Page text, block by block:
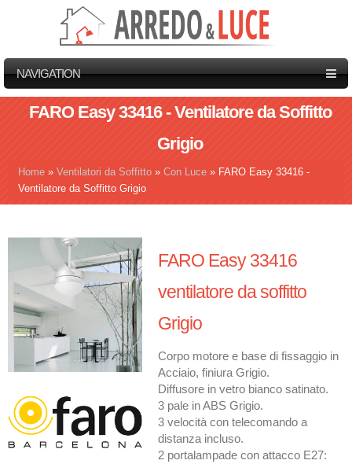
NAVIGATION
FARO Easy 33416 - Ventilatore da Soffitto
Grigio
Tu sei qui
Home » Ventilatori da Soffitto » Con Luce » FARO Easy 33416 -
Ventilatore da Soffitto Grigio
FARO Easy 33416
ventilatore da soffitto
Grigio
Corpo motore e base di fissaggio in
Acciaio, finiura Grigio.
Diffusore in vetro bianco satinato.
3 pale in ABS Grigio.
3 velocità con telecomando a
distanza incluso.
2 portalampade con attacco E27: